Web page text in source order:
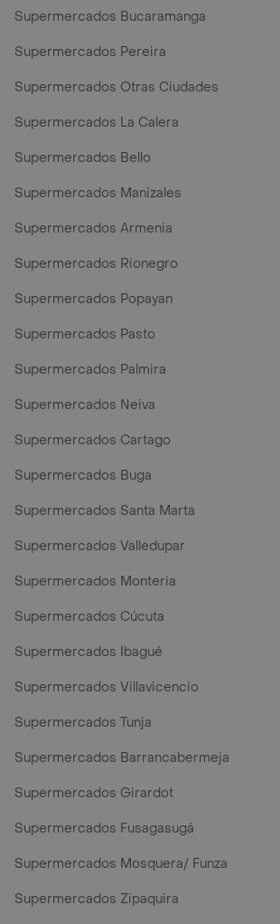
Supermercados Bucaramanga
Supermercados Pereira
Supermercados Otras Ciudades
Supermercados La Calera
Supermercados Bello
Supermercados Manizales
Supermercados Armenia
Supermercados Rionegro
Supermercados Popayan
Supermercados Pasto
Supermercados Palmira
Supermercados Neiva
Supermercados Cartago
Supermercados Buga
Supermercados Santa Marta
Supermercados Valledupar
Supermercados Monteria
Supermercados Cúcuta
Supermercados Ibagué
Supermercados Villavicencio
Supermercados Tunja
Supermercados Barrancabermeja
Supermercados Girardot
Supermercados Fusagasugá
Supermercados Mosquera/ Funza
Supermercados Zipaquira